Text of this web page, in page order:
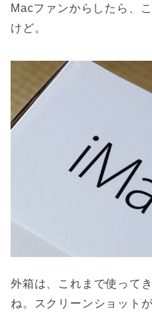
Macファンからしたら、
けど。
外箱は、これまで使って
ね。スクリーンショット